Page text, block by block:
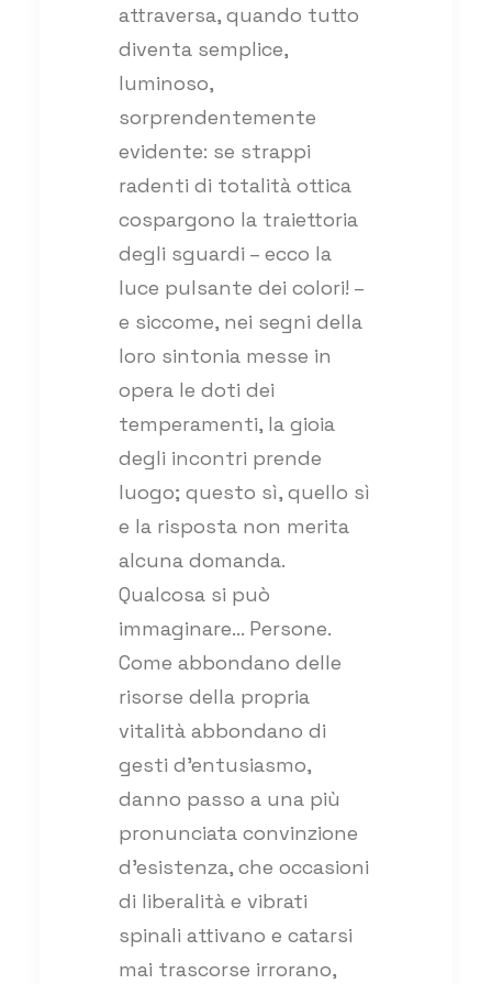
attraversa, quando tutto
diventa semplice,
luminoso,
sorprendentemente
evidente: se strappi
radenti di totalità ottica
cospargono la traiettoria
degli sguardi – ecco la
luce pulsante dei colori! –
e siccome, nei segni della
loro sintonia messe in
opera le doti dei
temperamenti, la gioia
degli incontri prende
luogo; questo sì, quello sì
e la risposta non merita
alcuna domanda.
Qualcosa si può
immaginare… Persone.
Come abbondano delle
risorse della propria
vitalità abbondano di
gesti d’entusiasmo,
danno passo a una più
pronunciata convinzione
d’esistenza, che occasioni
di liberalità e vibrati
spinali attivano e catarsi
mai trascorse irrorano,